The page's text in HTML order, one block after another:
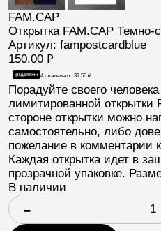
FAM.CAP
Открытка FAM.CAP Темно-
Артикул: fampostcardblue
150.00 ₽
4 платежа по 37.50 ₽
Порадуйте своего
лимитированной открытки
стороне открытки можно
самостоятельно, либо
пожелание в комментарии
Каждая открытка идет в
прозрачной упаковке.
В наличии
-